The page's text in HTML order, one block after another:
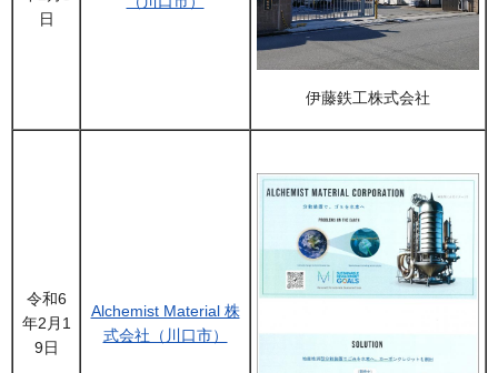
日
伊藤鉄工株式会社
令和6
年2月1
9日
Alchemist Material 株
式会社（川口市）